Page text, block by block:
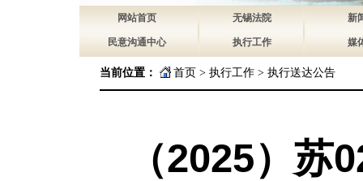
网站首页 无锡法院 新
民意沟通中心 执行工作 媒
当前位置： 首页 > 执行工作 > 执行送达公告
（2025）苏